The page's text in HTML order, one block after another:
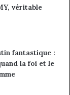
véritable
fantastique :
la foi et le